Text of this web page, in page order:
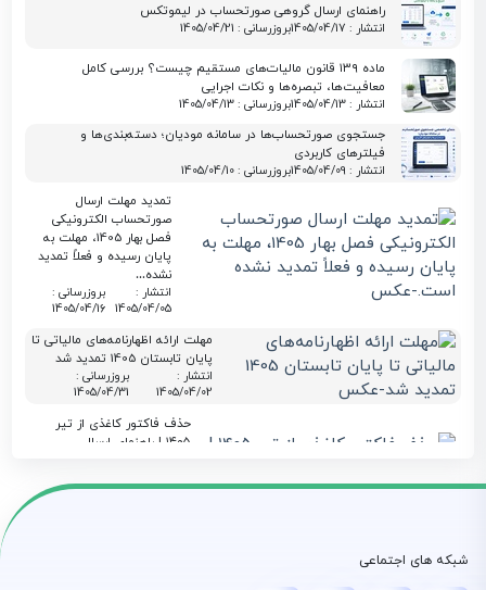
راهنمای ارسال گروهی صورتحساب در لیموتکس
انتشار : 1405/04/17 بروزرسانی : 1405/04/21
ماده ۱۳۹ قانون مالیات‌های مستقیم چیست؟ بررسی کامل
معافیت‌ها، تبصره‌ها و نکات اجرایی
انتشار : 1405/04/13 بروزرسانی : 1405/04/13
جستجوی صورتحساب‌ها در سامانه مودیان؛ دسته‌بندی‌ها و
فیلترهای کاربردی
انتشار : 1405/04/09 بروزرسانی : 1405/04/10
تمدید مهلت ارسال
صورتحساب الکترونیکی
فصل بهار 1405، مهلت به
پایان رسیده و فعلاً تمدید
نشده…
انتشار :
1405/04/05
بروزرسانی :
1405/04/16
مهلت ارائه اظهارنامه‌های مالیاتی تا
پایان تابستان 1405 تمدید شد
انتشار :
1405/04/02
بروزرسانی :
1405/04/31
حذف فاکتور کاغذی از تیر
۱۴۰۵ | راهنمای ارسال
شبکه های اجتماعی